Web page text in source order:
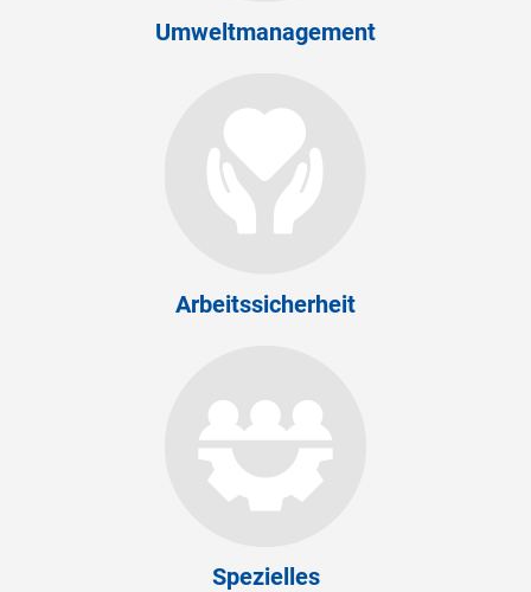
Umweltmanagement
Arbeitssicherheit
Spezielles